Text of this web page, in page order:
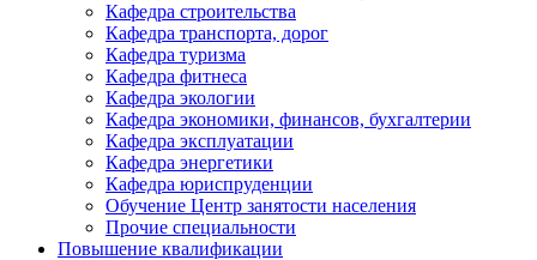
Кафедра строительства
Кафедра транспорта, дорог
Кафедра туризма
Кафедра фитнеса
Кафедра экологии
Кафедра экономики, финансов, бухгалтерии
Кафедра эксплуатации
Кафедра энергетики
Кафедра юриспруденции
Обучение Центр занятости населения
Прочие специальности
Повышение квалификации